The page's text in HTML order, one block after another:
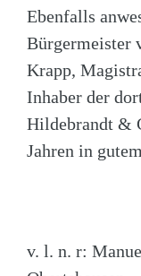
Ebenfalls
Bürgermeister
Krapp,
Inhaber der
Hildebrandt &
Jahren in
v. l. n. r: